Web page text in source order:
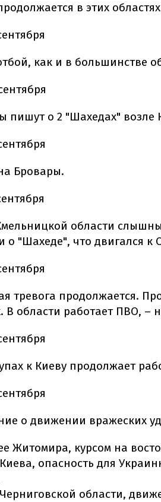
в этих
как и в большинстве
пишут о 2 "Шахедах" возле
Бровары.
области
о "Шахеде", что двигался к
тревога продолжается.
В области работает ПВО, –
к Киеву продолжает
о движении вражеских
Житомира, курсом на
опасность для
области,